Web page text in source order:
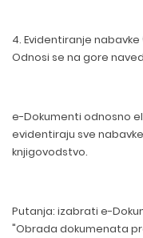
4. Evidentiranje
Odnosi se na gore
e-Dokumenti odnosno
evidentiraju sve
knjigovodstvo.
Putanja: izabrati e-
"Obrada dokumenata